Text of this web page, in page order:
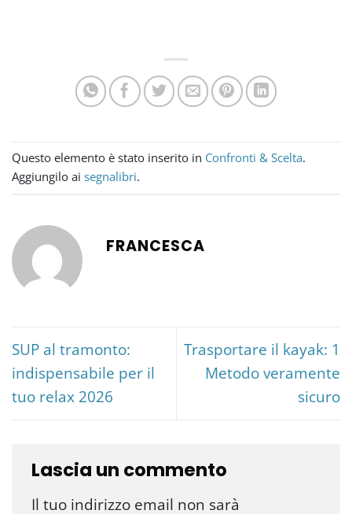
Questo elemento è stato inserito in Confronti & Scelta.
Aggiungilo ai segnalibri.
FRANCESCA
SUP al tramonto:
indispensabile per il
tuo relax 2026
Trasportare il kayak: 1
Metodo veramente
sicuro
Lascia un commento
Il tuo indirizzo email non sarà